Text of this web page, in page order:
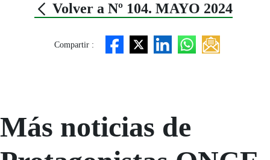
Volver a Nº 104. MAYO 2024
Compartir :
Más noticias de